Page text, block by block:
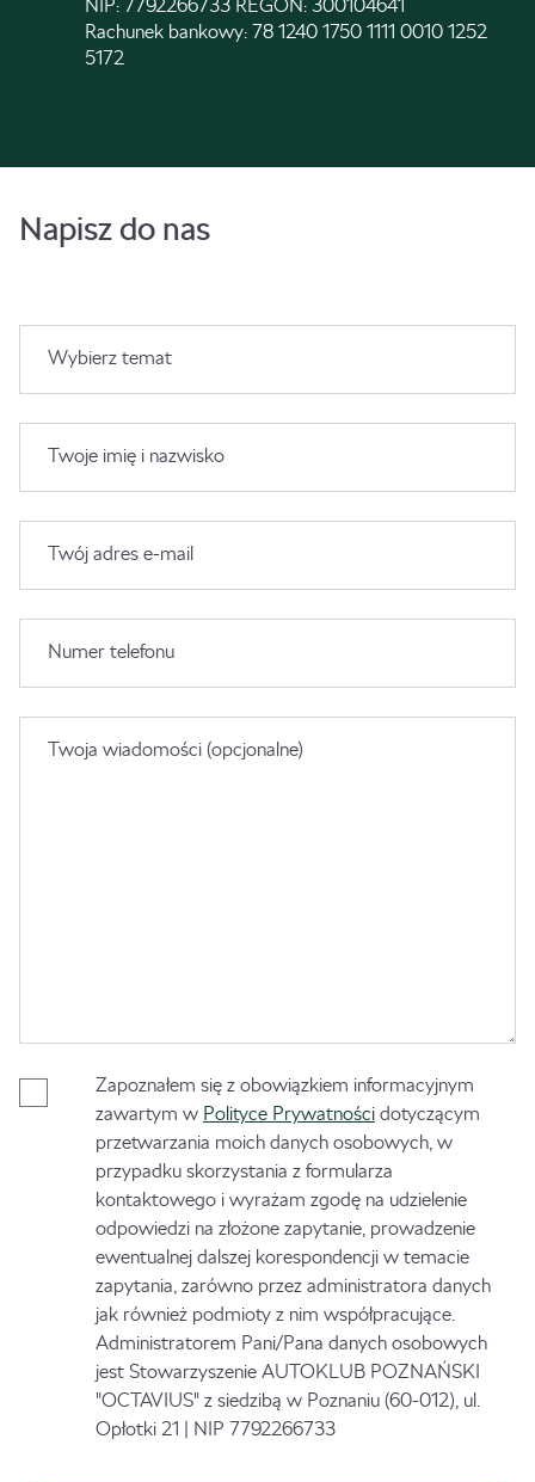
NIP: 7792266733 REGON: 300104641
Rachunek bankowy: 78 1240 1750 1111 0010 1252
5172
Napisz do nas
Wybierz temat
Twoje imię i nazwisko
Twój adres e-mail
Numer telefonu
Twoja wiadomości (opcjonalne)
Zapoznałem się z obowiązkiem informacyjnym
zawartym w Polityce Prywatności dotyczącym
przetwarzania moich danych osobowych, w
przypadku skorzystania z formularza
kontaktowego i wyrażam zgodę na udzielenie
odpowiedzi na złożone zapytanie, prowadzenie
ewentualnej dalszej korespondencji w temacie
zapytania, zarówno przez administratora danych
jak również podmioty z nim współpracujące.
Administratorem Pani/Pana danych osobowych
jest Stowarzyszenie AUTOKLUB POZNAŃSKI
"OCTAVIUS" z siedzibą w Poznaniu (60-012), ul.
Opłotki 21 | NIP 7792266733